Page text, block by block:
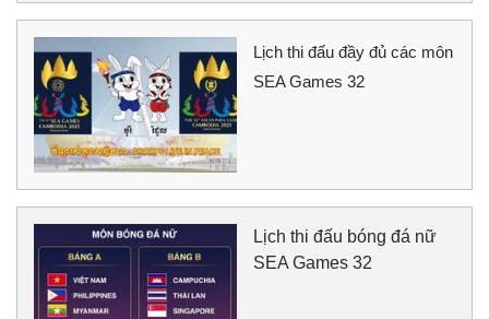
Lịch thi đấu đầy đủ các môn
SEA Games 32
Lịch thi đấu bóng đá nữ
SEA Games 32